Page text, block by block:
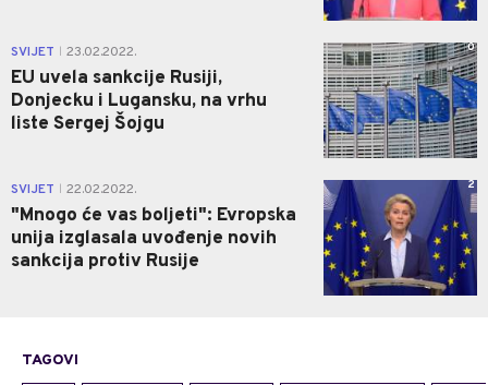
SVIJET 23.02.2022.
EU uvela sankcije Rusiji,
Donjecku i Lugansku, na vrhu
liste Sergej Šojgu
0
SVIJET 22.02.2022.
"Mnogo će vas boljeti": Evropska
unija izglasala uvođenje novih
sankcija protiv Rusije
2
TAGOVI